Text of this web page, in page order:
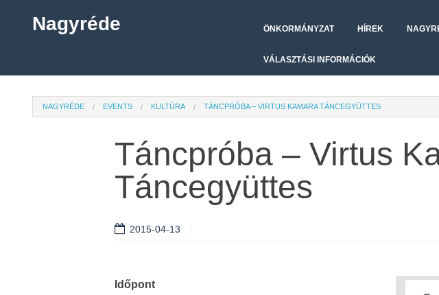
Nagyréde ÖNKORMÁNYZAT HÍREK
VÁLASZTÁSI INFORMÁCIÓK
NAGYRÉDE EVENTS KULTÚRA TÁNCPRÓBA – VIRTUS KAMARA TÁNCEGYÜTTES
Táncpróba – Virtus
Táncegyüttes
2015-04-13
Időpont